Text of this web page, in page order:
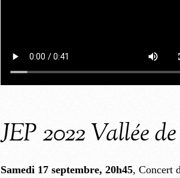
JEP 2022 Vallée
Samedi 17 septembre, 20h45, Concert